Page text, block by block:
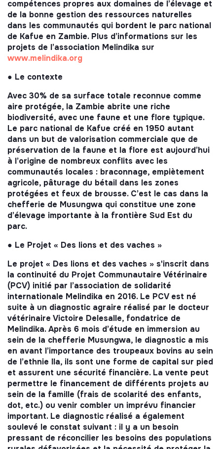
compétences propres aux domaines de l’élevage et
de la bonne gestion des ressources naturelles
dans les communautés qui bordent le parc national
de Kafue en Zambie. Plus d’informations sur les
projets de l’association Melindika sur
www.melindika.org
● Le contexte
Avec 30% de sa surface totale reconnue comme
aire protégée, la Zambie abrite une riche
biodiversité, avec une faune et une flore typique.
Le parc national de Kafue créé en 1950 autant
dans un but de valorisation commerciale que de
préservation de la faune et la flore est aujourd’hui
à l’origine de nombreux conflits avec les
communautés locales : braconnage, empiètement
agricole, pâturage du bétail dans les zones
protégées et feux de brousse. C’est le cas dans la
chefferie de Musungwa qui constitue une zone
d’élevage importante à la frontière Sud Est du
parc.
● Le Projet « Des lions et des vaches »
Le projet « Des lions et des vaches » s'inscrit dans
la continuité du Projet Communautaire Vétérinaire
(PCV) initié par l’association de solidarité
internationale Melindika en 2016. Le PCV est né
suite à un diagnostic agraire réalisé par le docteur
vétérinaire Victoire Delesalle, fondatrice de
Melindika. Après 6 mois d’étude en immersion au
sein de la chefferie Musungwa, le diagnostic a mis
en avant l’importance des troupeaux bovins au sein
de l’ethnie Ila, ils sont une forme de capital sur pied
et assurent une sécurité financière. La vente peut
permettre le financement de différents projets au
sein de la famille (frais de scolarité des enfants,
dot, etc.) ou venir combler un imprévu financier
important. Le diagnostic réalisé a également
soulevé le constat suivant : il y a un besoin
pressant de réconcilier les besoins des populations